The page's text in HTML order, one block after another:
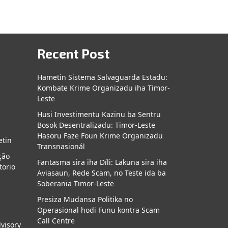
Recent Post
Hametin Sistema Salvaguarda Estadu:
Kombate Krime Organizadu iha Timor-
Leste
Husi Investimentu Kazinu ba Sentru
Bosok Desentralizadu: Timor-Leste
Hasoru Faze Foun Krime Organizadu
Transnasionál
Fantasma sira iha Díli: Lakuna sira iha
Aviasaun, Rede Scam, no Teste ida ba
Soberania Timor-Leste
Presiza Mudansa Politika no
Operasional hodi Funu kontra Scam
Call Centre